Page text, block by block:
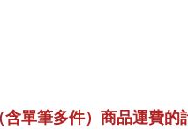
含單筆多件）商品運費的